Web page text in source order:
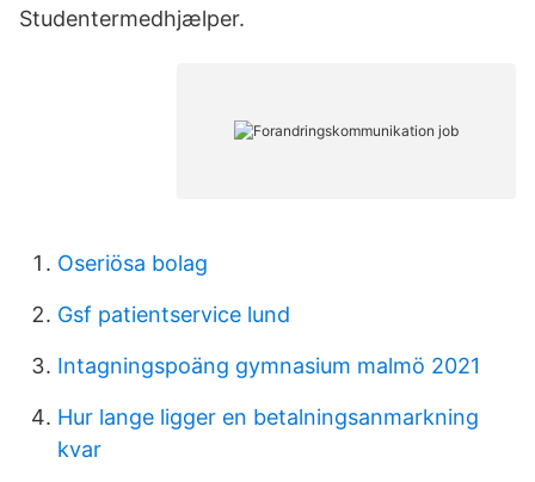
Studentermedhjælper.
Oseriösa bolag
Gsf patientservice lund
Intagningspoäng gymnasium malmö 2021
Hur lange ligger en betalningsanmarkning
kvar